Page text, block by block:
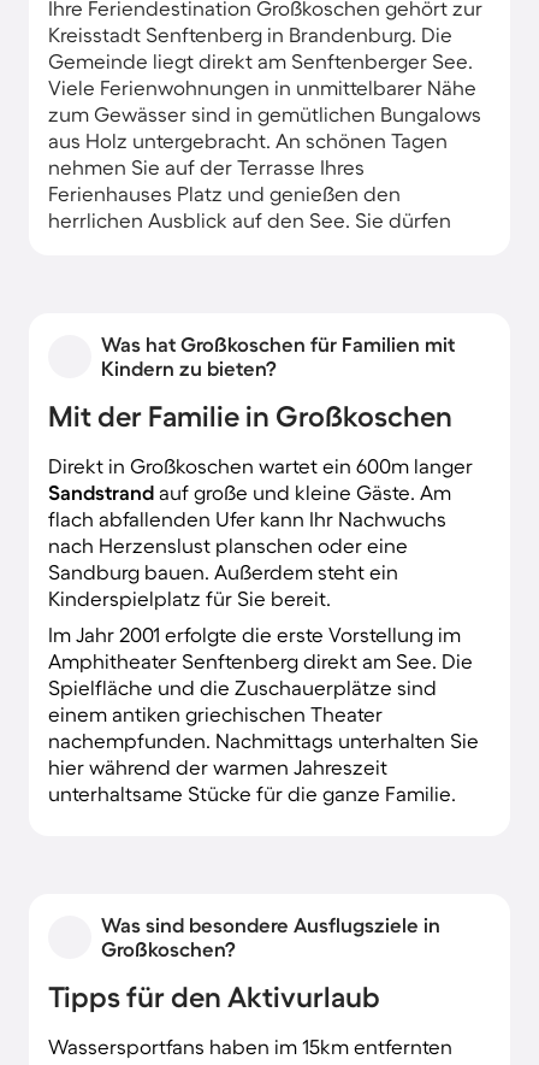
Ihre Feriendestination Großkoschen gehört zur
Kreisstadt Senftenberg in Brandenburg. Die
Gemeinde liegt direkt am Senftenberger See.
Viele Ferienwohnungen in unmittelbarer Nähe
zum Gewässer sind in gemütlichen Bungalows
aus Holz untergebracht. An schönen Tagen
nehmen Sie auf der Terrasse Ihres
Ferienhauses Platz und genießen den
herrlichen Ausblick auf den See. Sie dürfen
Was hat Großkoschen für Familien mit
Kindern zu bieten?
Mit der Familie in Großkoschen
Direkt in Großkoschen wartet ein 600m langer
Sandstrand auf große und kleine Gäste. Am
flach abfallenden Ufer kann Ihr Nachwuchs
nach Herzenslust planschen oder eine
Sandburg bauen. Außerdem steht ein
Kinderspielplatz für Sie bereit.
Im Jahr 2001 erfolgte die erste Vorstellung im
Amphitheater Senftenberg direkt am See. Die
Spielfläche und die Zuschauerplätze sind
einem antiken griechischen Theater
nachempfunden. Nachmittags unterhalten Sie
hier während der warmen Jahreszeit
unterhaltsame Stücke für die ganze Familie.
Was sind besondere Ausflugsziele in
Großkoschen?
Tipps für den Aktivurlaub
Wassersportfans haben im 15km entfernten